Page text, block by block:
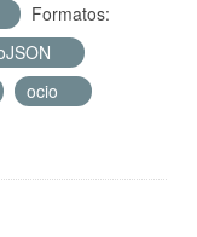
Formatos:
ocio